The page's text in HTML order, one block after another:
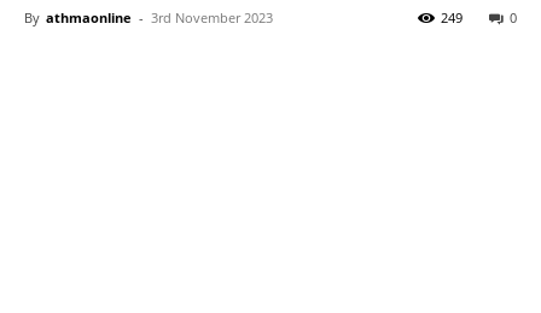
By athmaonline - 3rd November 2023 0
249